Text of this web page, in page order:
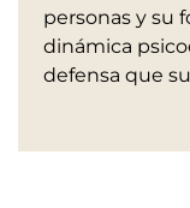
personas y su
dinámica
defensa que